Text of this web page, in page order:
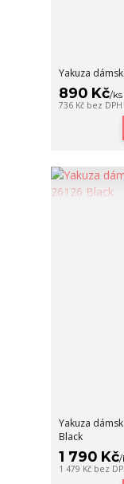
Yakuza
890 Kč/ks
736 Kč bez DPH
Yakuza
Black
1 790 Kč/
1 479 Kč bez